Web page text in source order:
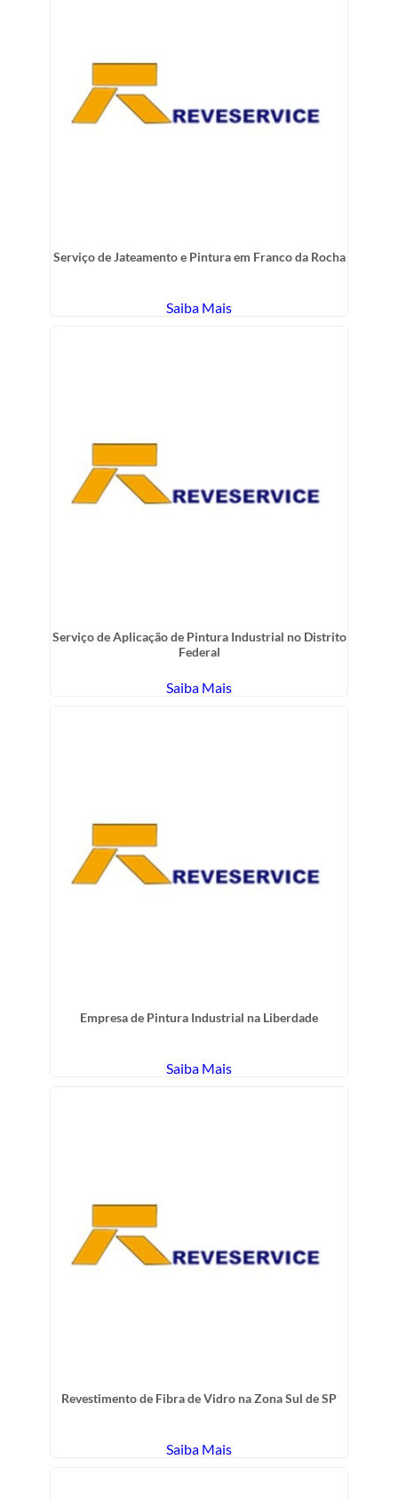
Serviço de Jateamento e Pintura em Franco da Rocha
Saiba Mais
Serviço de Aplicação de Pintura Industrial no Distrito
Federal
Saiba Mais
Empresa de Pintura Industrial na Liberdade
Saiba Mais
Revestimento de Fibra de Vidro na Zona Sul de SP
Saiba Mais